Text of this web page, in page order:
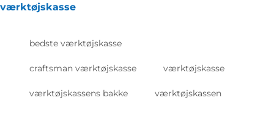
værktøjskasse
bedste værktøjskasse
craftsman værktøjskasse værktøjskasse
værktøjskassens bakke værktøjskassen